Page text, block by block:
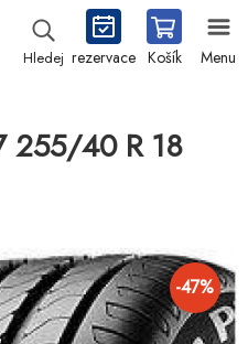
Hledej rezervace Košík Menu
255/40 R 18
-47%